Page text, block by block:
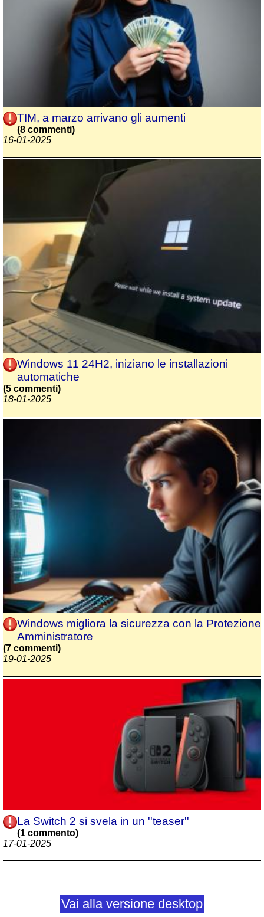
TIM, a marzo arrivano gli aumenti
(8 commenti)
16-01-2025
Windows 11 24H2, iniziano le installazioni
automatiche
(5 commenti)
18-01-2025
Windows migliora la sicurezza con la Protezione
Amministratore
(7 commenti)
19-01-2025
La Switch 2 si svela in un ''teaser''
(1 commento)
17-01-2025
Vai alla versione desktop